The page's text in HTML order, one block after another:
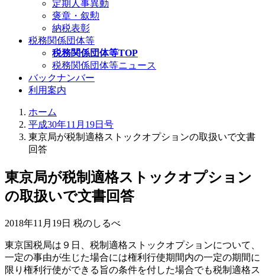
定期人事異動
褒章・叙勲
納税表彰
税務関係団体等
税務関係団体等TOP
税務関係団体等ニュース
バックナンバー
利用案内
ホーム
平成30年11月19日号
東京局が税制適格ストックオプションの取扱いで文書
回答
東京局が税制適格ストックオプション
の取扱いで文書回答
2018年11月19日 税のしるべ
東京国税局は９日、税制適格ストックオプションについて、
一定の事由が生じた場合には権利行使期間内の一定の期間に
限り権利行使ができる旨の条件を付した場合でも税制適格ス